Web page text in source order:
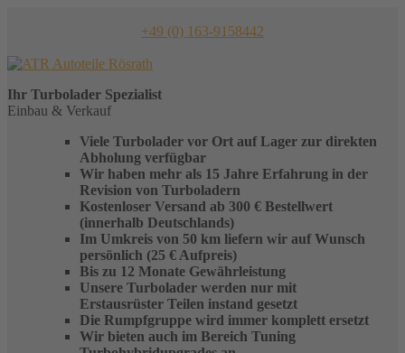
+49 (0) 163-9158442
Ihr Turbolader Spezialist
Einbau & Verkauf
Viele Turbolader vor Ort auf Lager zur direkten
Abholung verfügbar
Wir haben mehr als 15 Jahre Erfahrung in der
Revision von Turboladern
Kostenloser Versand ab 300 € Bestellwert
(innerhalb Deutschlands)
Im Umkreis von 50 km liefern wir auf Wunsch
persönlich (25 € Aufpreis)
Bis zu 12 Monate Gewährleistung
Unsere Turbolader werden nur mit
Erstausrüster Teilen instand gesetzt
Die Rumpfgruppe wird immer komplett ersetzt
Wir bieten auch im Bereich Tuning